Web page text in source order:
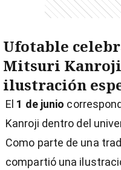
Ufotable
Mitsuri Kanroji
ilustración
El 1 de junio
Kanroji dentro del
Como parte de una
compartió una